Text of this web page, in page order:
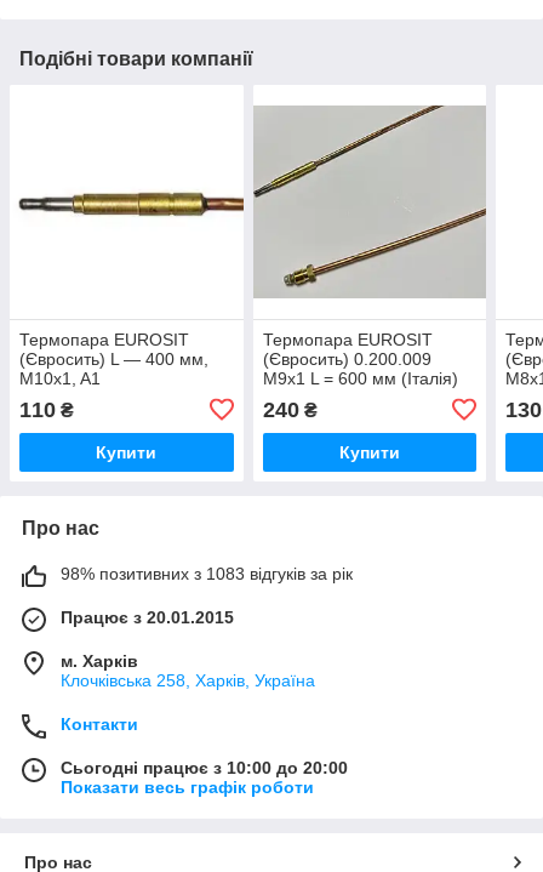
Подібні товари компанії
Термопара EUROSIT
(Євросить) L — 400 мм,
M10x1, A1
110 ₴
Купити
Термопара EUROSIT
(Євросить) 0.200.009
M9x1 L = 600 мм (Італія)
240₴
Купити
130
Про нас
98% позитивних з 1083 відгуків за рік
Працює з 20.01.2015
м. Харків
Клочкiвська 258, Харків, Україна
Контакти
Сьогодні працює з 10:00 до 20:00
Показати весь графік роботи
Про нас